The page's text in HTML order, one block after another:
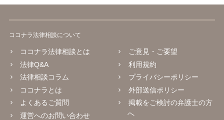
ココナラ法律相談について
ココナラ法律相談とは
法律Q&A
法律相談コラム
ココナラとは
よくあるご質問
運営へのお問い合わせ
ご意見・ご要望
利用規約
プライバシーポリシー
外部送信ポリシー
掲載をご検討の弁護士の方
へ